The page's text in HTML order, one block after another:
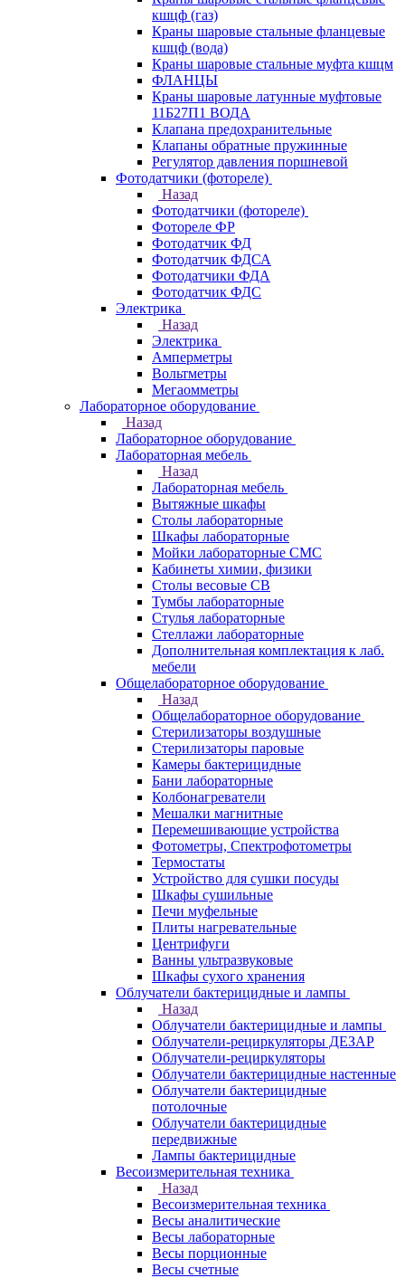
кшцф (газ)
Краны шаровые стальные фланцевые
кшцф (вода)
Краны шаровые стальные муфта кшцм
ФЛАНЦЫ
Краны шаровые латунные муфтовые
11Б27П1 ВОДА
Клапана предохранительные
Клапаны обратные пружинные
Регулятор давления поршневой
Фотодатчики (фотореле)
Назад
Фотодатчики (фотореле)
Фотореле ФР
Фотодатчик ФД
Фотодатчик ФДСА
Фотодатчики ФДА
Фотодатчик ФДС
Электрика
Назад
Электрика
Амперметры
Вольтметры
Мегаомметры
Лабораторное оборудование
Назад
Лабораторное оборудование
Лабораторная мебель
Назад
Лабораторная мебель
Вытяжные шкафы
Столы лабораторные
Шкафы лабораторные
Мойки лабораторные СМС
Кабинеты химии, физики
Столы весовые СВ
Тумбы лабораторные
Стулья лабораторные
Стеллажи лабораторные
Дополнительная комплектация к лаб.
мебели
Общелабораторное оборудование
Назад
Общелабораторное оборудование
Стерилизаторы воздушные
Стерилизаторы паровые
Камеры бактерицидные
Бани лабораторные
Колбонагреватели
Мешалки магнитные
Перемешивающие устройства
Фотометры, Спектрофотометры
Термостаты
Устройство для сушки посуды
Шкафы сушильные
Печи муфельные
Плиты нагревательные
Центрифуги
Ванны ультразвуковые
Шкафы сухого хранения
Облучатели бактерицидные и лампы
Назад
Облучатели бактерицидные и лампы
Облучатели-рециркуляторы ДЕЗАР
Облучатели-рециркуляторы
Облучатели бактерицидные настенные
Облучатели бактерицидные
потолочные
Облучатели бактерицидные
передвижные
Лампы бактерицидные
Весоизмерительная техника
Назад
Весоизмерительная техника
Весы аналитические
Весы лабораторные
Весы порционные
Весы счетные